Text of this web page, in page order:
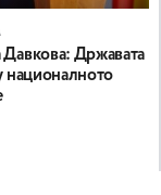
Државата
националното